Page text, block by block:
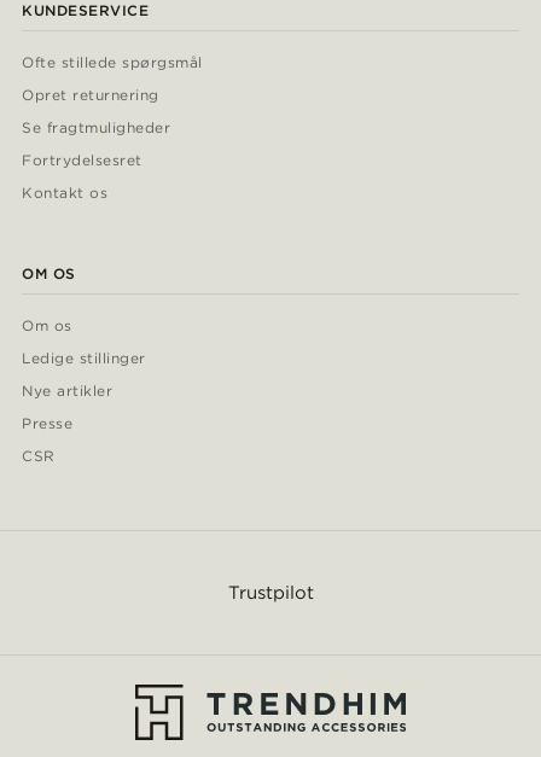
KUNDESERVICE
Ofte stillede spørgsmål
Opret returnering
Se fragtmuligheder
Fortrydelsesret
Kontakt os
OM OS
Om os
Ledige stillinger
Nye artikler
Presse
CSR
Trustpilot